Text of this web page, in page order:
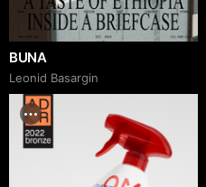
BUNA
Leonid Basargin